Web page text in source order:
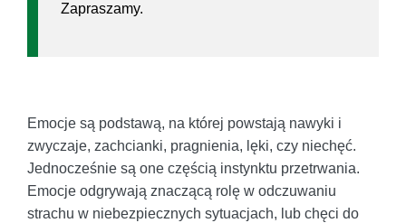
Zapraszamy.
Emocje są podstawą, na której powstają nawyki i
zwyczaje, zachcianki, pragnienia, lęki, czy niechęć.
Jednocześnie są one częścią instynktu przetrwania.
Emocje odgrywają znaczącą rolę w odczuwaniu
strachu w niebezpiecznych sytuacjach, lub chęci do